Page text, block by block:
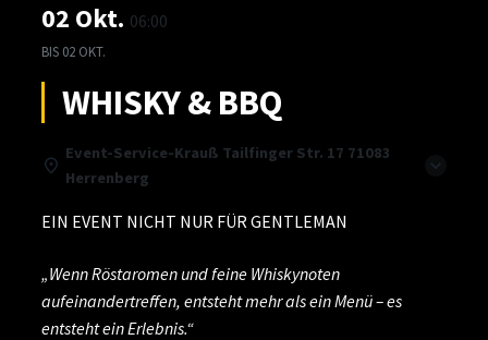
02 Okt. 06:00
BIS 02 OKT.
WHISKY & BBQ
Event-Service-Krauß Tailfinger Str. 17 71083
Herrenberg
EIN EVENT NICHT NUR FÜR GENTLEMAN
„Wenn Röstaromen und feine Whiskynoten
aufeinandertreffen, entsteht mehr als ein Menü – es
entsteht ein Erlebnis.“